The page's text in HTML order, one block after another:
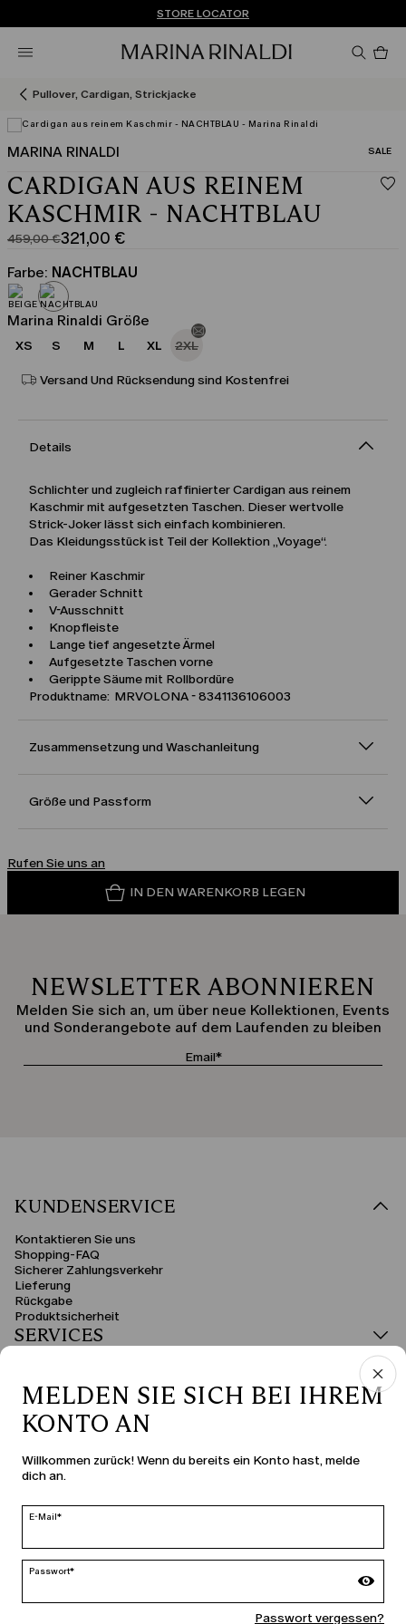
KOSTENLOSE LIEFERUNG UND RÜCKSENDUNG
Sie haben kein Konto? REGISTRIEREN SIE SICH JETZT
STORE LOCATOR
Pullover, Cardigan, Strickjacke
MARINA RINALDI SALE
CARDIGAN AUS REINEM
KASCHMIR - NACHTBLAU
459,00 €
Ursprünglicher
Preis
459,00
€
321,00 €
Aktueller
Preis
321,00
€
Farbe: NACHTBLAU
Marina Rinaldi Größe
XS S M L XL 2XL
Versand Und Rücksendung sind Kostenfrei
Details
Schlichter und zugleich raffinierter Cardigan aus reinem
Kaschmir mit aufgesetzten Taschen. Dieser wertvolle
Strick-Joker lässt sich einfach kombinieren.
Das Kleidungsstück ist Teil der Kollektion „Voyage“.
Reiner Kaschmir
Gerader Schnitt
V-Ausschnitt
Knopfleiste
Lange tief angesetzte Ärmel
Aufgesetzte Taschen vorne
Gerippte Säume mit Rollbordüre
Produktname: MRVOLONA - 8341136106003
Zusammensetzung und Waschanleitung
Größe und Passform
Rufen Sie uns an
IN DEN WARENKORB LEGEN
NEWSLETTER ABONNIEREN
Melden Sie sich an, um über neue Kollektionen, Events
und Sonderangebote auf dem Laufenden zu bleiben
KUNDENSERVICE
Kontaktieren Sie uns
Shopping-FAQ
Sicherer Zahlungsverkehr
Lieferung
Rückgabe
Produktsicherheit
SERVICES
LAND UND SPRACHE
ändern
MELDEN SIE SICH BEI IHREM
KONTO AN
Willkommen zurück! Wenn du bereits ein Konto hast, melde
dich an.
E-Mail*
Passwort*
Passwort vergessen?